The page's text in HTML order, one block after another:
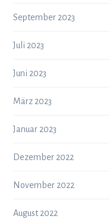
September 2023
Juli 2023
Juni 2023
März 2023
Januar 2023
Dezember 2022
November 2022
August 2022